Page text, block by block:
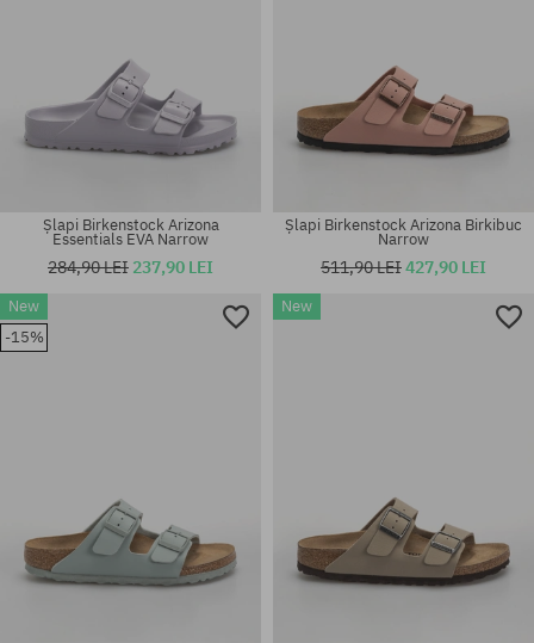
Mărimi existente:
36; 37; 38; 39; 40; 41
Mărimi existente:
Șlapi Birkenstock Arizona
Essentials EVA Narrow
284,90 LEI 237,90 LEI
Șlapi Birkenstock Arizona Birkibuc
Narrow
511,90 LEI427,90 LEI
New
-15%
New